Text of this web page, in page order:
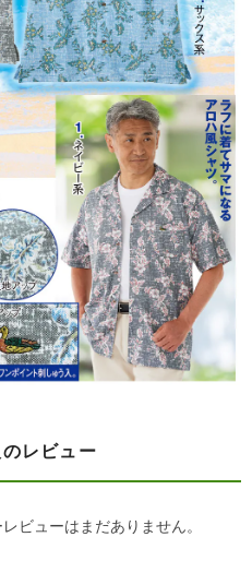
レビュー
ビューはまだありません。